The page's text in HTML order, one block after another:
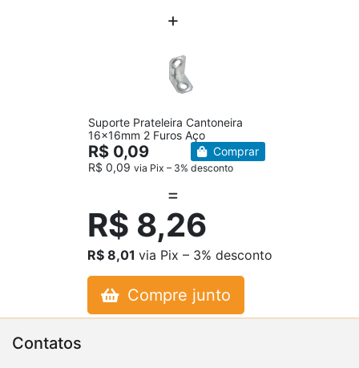
Suporte Prateleira Cantoneira
16x16mm 2 Furos Aço
R$ 0,09
R$ 0,09 via Pix – 3% desconto
Comprar
R$ 8,26
R$ 8,01 via Pix – 3% desconto
Compre junto
Contatos